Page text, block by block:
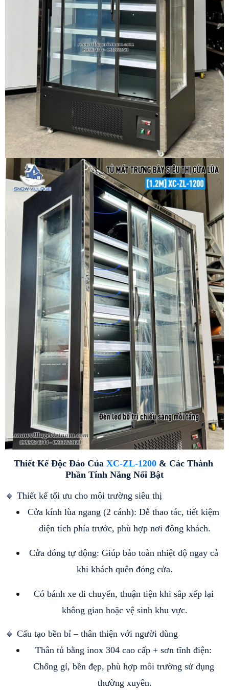
Thiết Kế Độc Đáo Của XC-ZL-1200 & Các Thành
Phần Tính Năng Nổi Bật
🔸 Thiết kế tối ưu cho môi trường siêu thị
Cửa kính lùa ngang (2 cánh): Dễ thao tác, tiết kiệm
diện tích phía trước, phù hợp nơi đông khách.
Cửa đóng tự động: Giúp bảo toàn nhiệt độ ngay cả
khi khách quên đóng cửa.
Có bánh xe di chuyển, thuận tiện khi sắp xếp lại
không gian hoặc vệ sinh khu vực.
🔸 Cấu tạo bền bỉ – thân thiện với người dùng
Thân tủ bằng inox 304 cao cấp + sơn tĩnh điện:
Chống gỉ, bền đẹp, phù hợp môi trường sử dụng
thường xuyên.